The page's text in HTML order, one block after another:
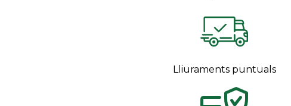
Lliuraments puntuals